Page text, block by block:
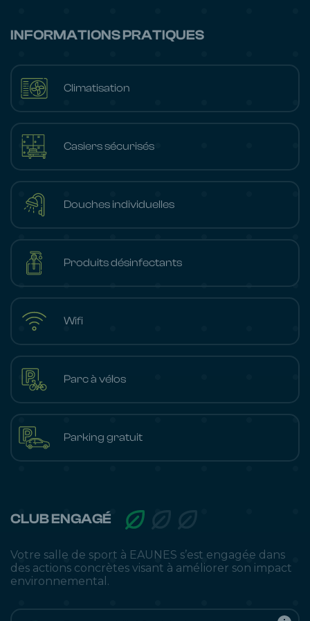
INFORMATIONS PRATIQUES
Climatisation
Casiers sécurisés
Douches individuelles
Produits désinfectants
Wifi
Parc à vélos
Parking gratuit
CLUB ENGAGÉ
Votre salle de sport à EAUNES s’est engagée dans
des actions concrètes visant à améliorer son impact
environnemental.